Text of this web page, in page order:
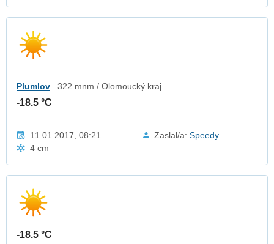
Plumlov 322 mnm / Olomoucký kraj
-18.5 °C
11.01.2017, 08:21 Zaslal/a: Speedy
4 cm
-18.5 °C